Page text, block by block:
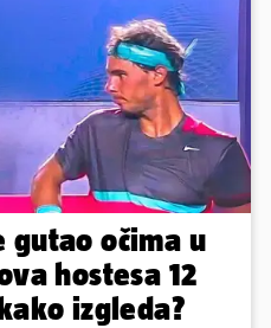
gutao očima u
hostesa 12
izgleda?